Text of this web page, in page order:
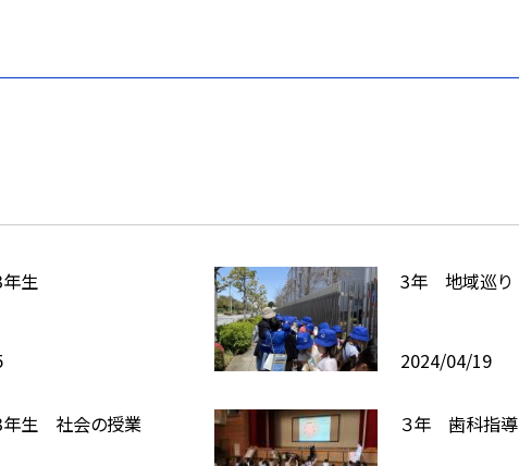
生 3年 地域巡り
2024/04/19
生 社会の授業 ３年 歯科指導